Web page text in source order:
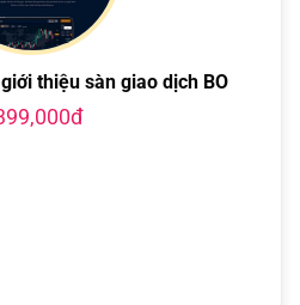
thiệu sàn giao dịch BO